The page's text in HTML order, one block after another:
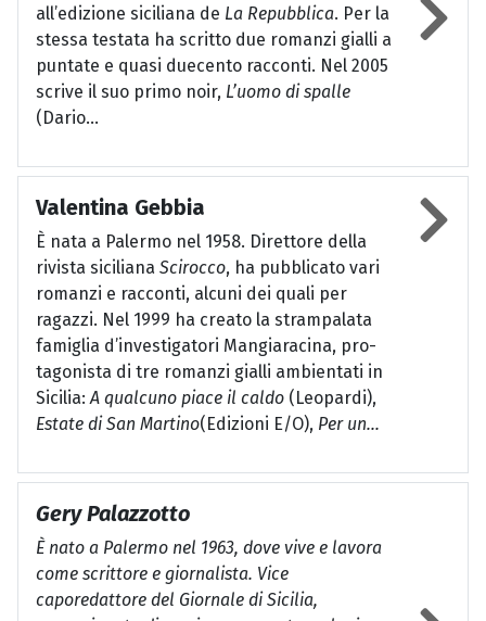
all’edizione siciliana de La Repubblica. Per la
stessa testata ha scritto due romanzi gialli a
puntate e quasi duecento racconti. Nel 2005
scrive il suo primo noir, L’uomo di spalle
(Dario...
Valentina Gebbia
È nata a Palermo nel 1958. Direttore della
rivista siciliana Scirocco, ha pubblicato vari
romanzi e racconti, alcuni dei quali per
ragazzi. Nel 1999 ha creato la strampalata
famiglia d’investigatori Mangiaracina, pro­
tagonista di tre romanzi gialli ambientati in
Sicilia:A qualcuno piace il caldo (Leopardi),
Estate di San Martino(Edizioni E/O), Per un...
Gery Palazzotto
È nato a Palermo nel 1963, dove vive e lavora
come scrittore e giornalista. Vice
caporedattore del Giornale di Sicilia,